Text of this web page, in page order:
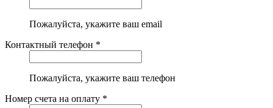
Пожалуйста, укажите ваш email
Контактный телефон *
Пожалуйста, укажите ваш телефон
Номер счета на оплату *